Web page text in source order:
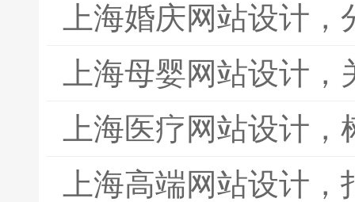
上海婚庆网站设计
上海母婴网站设计
上海医疗网站设计
上海高端网站设计